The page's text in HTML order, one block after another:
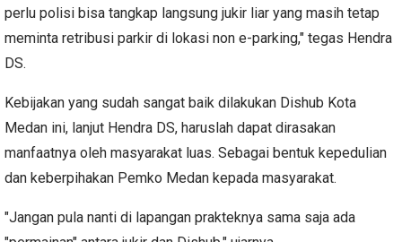
perlu polisi bisa tangkap langsung jukir liar yang masih tetap
meminta retribusi parkir di lokasi non e-parking," tegas Hendra
DS.
Kebijakan yang sudah sangat baik dilakukan Dishub Kota
Medan ini, lanjut Hendra DS, haruslah dapat dirasakan
manfaatnya oleh masyarakat luas. Sebagai bentuk kepedulian
dan keberpihakan Pemko Medan kepada masyarakat.
"Jangan pula nanti di lapangan prakteknya sama saja ada